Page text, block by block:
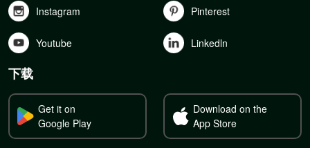
Instagram Pinterest
Youtube Linkedln
下载
Get it on
Google Play
Download on the
App Store